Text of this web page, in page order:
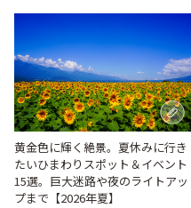
黄金色に輝く絶景。夏休みに行き
たいひまわりスポット＆イベント
15選。巨大迷路や夜のライトアッ
プまで【2026年夏】